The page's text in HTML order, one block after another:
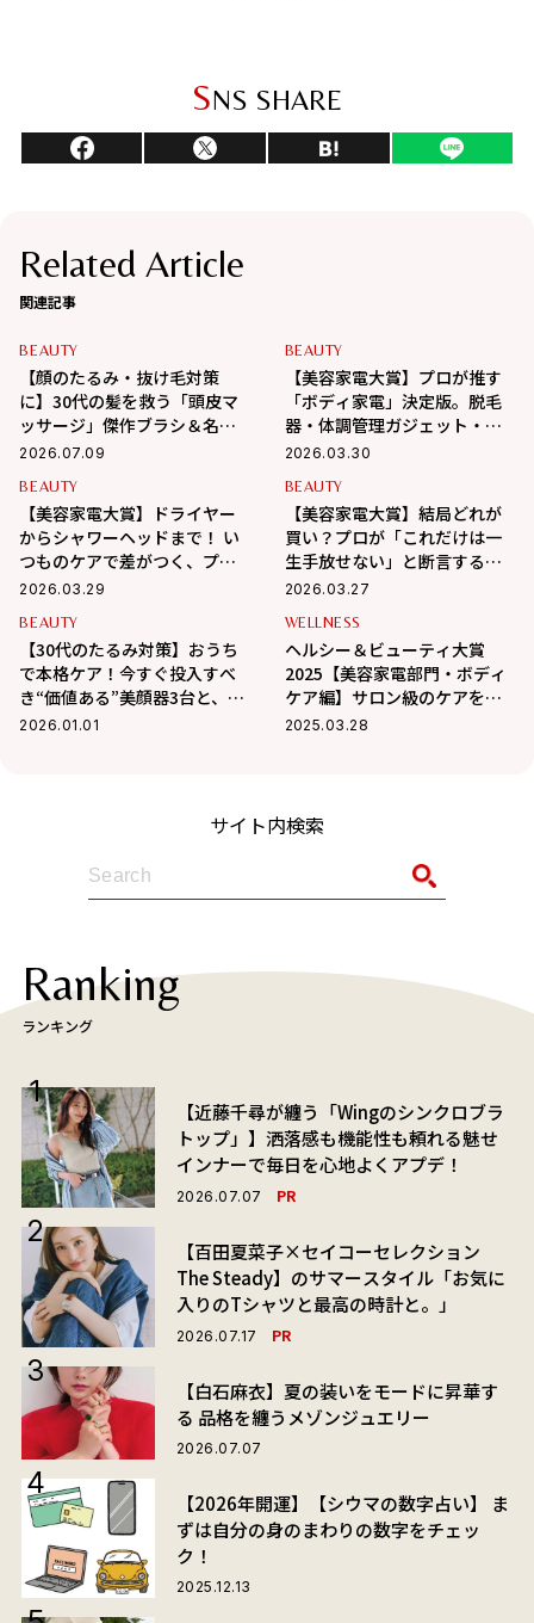
SNS SHARE
Related Article
関連記事
BEAUTY
【顔のたるみ・抜け毛対策
に】30代の髪を救う「頭皮マ
ッサージ」傑作ブラシ＆名品
家電
2026.07.09
BEAUTY
【美容家電大賞】プロが推す
「ボディ家電」決定版。脱毛
器・体調管理ガジェット・シ
ェイプアップ…etcの各1位を
2026.03.30
BEAUTY
【美容家電大賞】ドライヤー
からシャワーヘッドまで！ い
つものケアで差がつく、プロ
が選ぶ美髪を育む名品リスト
2026.03.29
BEAUTY
【美容家電大賞】結局どれが
買い？プロが「これだけは一
生手放せない」と断言する超
名品3品
2026.03.27
BEAUTY
【30代のたるみ対策】おうち
で本格ケア！今すぐ投入すべ
き“価値ある”美顔器3台と、失
敗しない選び方
2026.01.01
WELLNESS
ヘルシー＆ビューティ大賞
2025【美容家電部門・ボディ
ケア編】サロン級のケアを叶
える！シェイプアップ大賞、
2025.03.28
サイト内検索
Ranking
ランキング
【近藤千尋が纏う「Wingのシンクロブラ
トップ」】洒落感も機能性も頼れる魅せ
インナーで毎日を心地よくアプデ！
2026.07.07 PR
【百田夏菜子×セイコーセレクション
The Steady】のサマースタイル「お気に
入りのTシャツと最高の時計と。」
2026.07.17 PR
【白石麻衣】夏の装いをモードに昇華す
る 品格を纏うメゾンジュエリー
2026.07.07
【2026年開運】【シウマの数字占い】 ま
ずは自分の身のまわりの数字をチェッ
ク！
2025.12.13